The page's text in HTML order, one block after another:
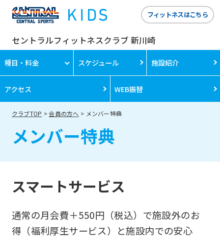
セントラルフィットネスクラブ 新川崎
フィットネスはこちら
種目・料金 スケジュール 施設紹介
アクセス WEB振替
クラブTOP 会員の方へ メンバー特典
メンバー特典
スマートサービス
通常の月会費＋550円（税込）で施設外のお
得（福利厚生サービス）と施設内での安心